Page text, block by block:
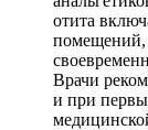
отита
помещений,
Врачи
и при